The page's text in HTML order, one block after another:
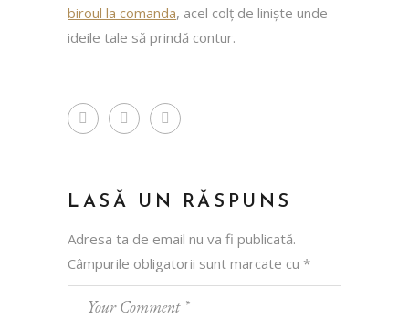
biroul la comanda, acel colț de liniște unde
ideile tale să prindă contur.
LASĂ UN RĂSPUNS
Adresa ta de email nu va fi publicată.
Câmpurile obligatorii sunt marcate cu *